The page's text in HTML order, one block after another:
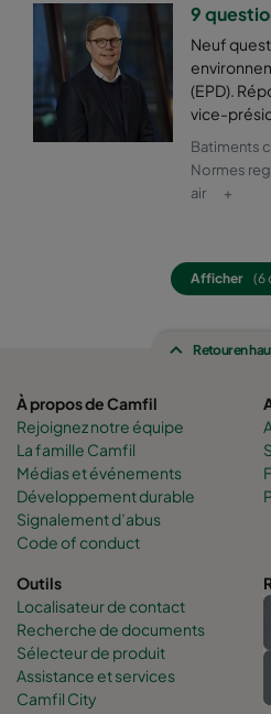
2550 592x490x600-6
2550 490x592x600-5
2550 592x287x600-6
0160 592x592x640-12
0160 592x287x640-12
0160 287x592x640-6
0160 490x892x640-10
0160 287x892x640-6
9
Neuf
(EPD).
vice-
Batiments
Normes
air
+
Afficher
Retour en
À propos de Camfil
Rejoignez notre équipe
La famille Camfil
Médias et événements
Développement durable
Signalement d’abus
Code of conduct
Outils
Localisateur de contact
Recherche de documents
Sélecteur de produit
Assistance et services
Camfil City